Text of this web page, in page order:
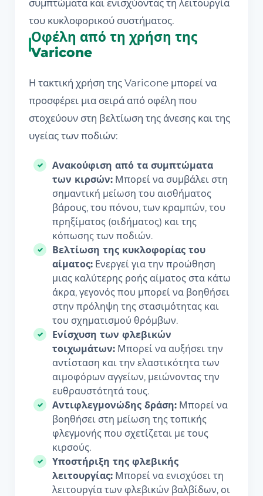
συμπτώματα και ενισχύοντας τη λειτουργία
του κυκλοφορικού συστήματος.
Οφέλη από τη χρήση της
Varicone
Η τακτική χρήση της Varicone μπορεί να
προσφέρει μια σειρά από οφέλη που
στοχεύουν στη βελτίωση της άνεσης και της
υγείας των ποδιών:
Ανακούφιση από τα συμπτώματα
των κιρσών: Μπορεί να συμβάλει στη
σημαντική μείωση του αισθήματος
βάρους, του πόνου, των κραμπών, του
πρηξίματος (οιδήματος) και της
κόπωσης των ποδιών.
Βελτίωση της κυκλοφορίας του
αίματος: Ενεργεί για την προώθηση
μιας καλύτερης ροής αίματος στα κάτω
άκρα, γεγονός που μπορεί να βοηθήσει
στην πρόληψη της στασιμότητας και
του σχηματισμού θρόμβων.
Ενίσχυση των φλεβικών
τοιχωμάτων: Μπορεί να αυξήσει την
αντίσταση και την ελαστικότητα των
αιμοφόρων αγγείων, μειώνοντας την
ευθραυστότητά τους.
Αντιφλεγμονώδης δράση: Μπορεί να
βοηθήσει στη μείωση της τοπικής
φλεγμονής που σχετίζεται με τους
κιρσούς.
Υποστήριξη της φλεβικής
λειτουργίας: Μπορεί να ενισχύσει τη
λειτουργία των φλεβικών βαλβίδων, οι